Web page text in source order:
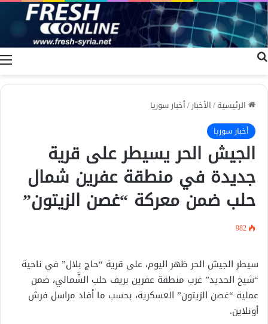
الرئيسية/الأخبار/أخبار سوريا
أخبار سوريا
الجيش الحر يسيطر على قرية
جديدة في منطقة عفرين شمال
حلب ضمن معركة “غصن الزيتون”
982
سيطر الجيش الحر ظهر اليوم، على قرية “حاج بلال” في ناحية
“شيخ الحديد” غرب منطقة عفرين بريف حلب الشَّمالي، ضمن
عملية “غصن الزيتون” العسكرية، بحسب ما أفاد مراسل فرش
أونلاين.